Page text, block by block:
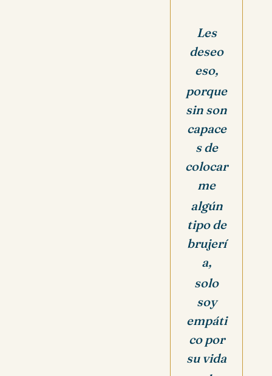
Les
deseo
eso,
porque
sin son
capace
s de
colocar
me
algún
tipo de
brujerí
a,
solo
soy
empáti
co por
su vida